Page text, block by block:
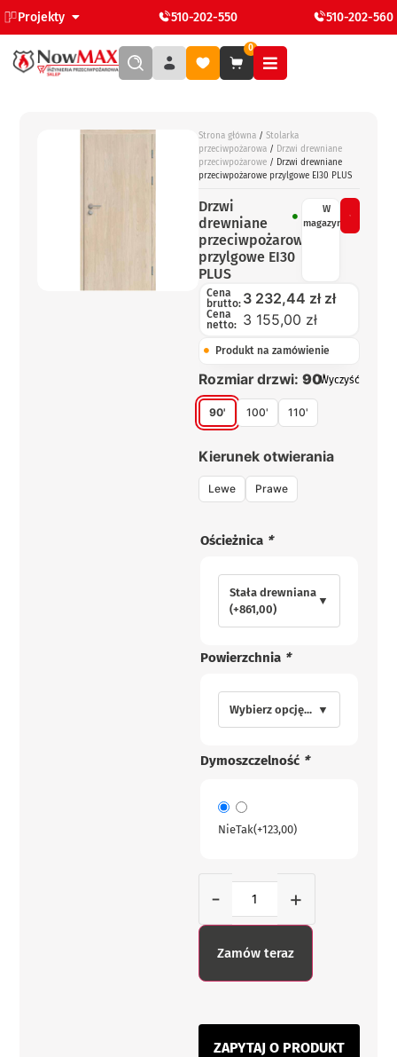
Projekty 510-202-550 510-202-560
0
Strona główna / Stolarka
przeciwpożarowa / Drzwi drewniane
przeciwpożarowe / Drzwi drewniane
przeciwpożarowe przylgowe EI30 PLUS
Drzwi
drewniane
przeciwpożarowe
przylgowe EI30
PLUS
W
magazynie
Cena
brutto: 3 232,44 złzł
Cena
netto: 3 155,00 zł
Produkt na zamówienie
Rozmiar drzwi: 90'
90' 100' 110'
Kierunek otwierania
Lewe Prawe
Wyczyść
Ościeżnica *
Stała drewniana
(+861,00)
▼
Powierzchnia *
Wybierz opcję... ▼
Dymoszczelność *
NieTak(+123,00)
- +
Zamów teraz
ZAPYTAJ O PRODUKT